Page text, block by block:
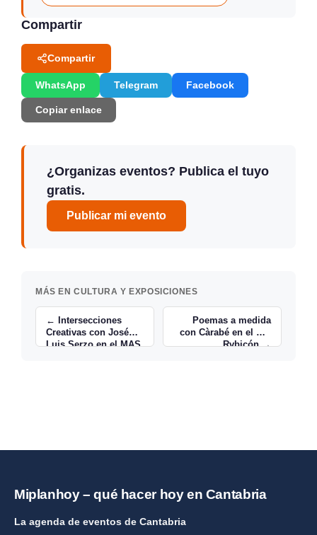
Compartir
Compartir
WhatsApp Telegram Facebook
Copiar enlace
¿Organizas eventos? Publica el tuyo
gratis.
Publicar mi evento
MÁS EN CULTURA Y EXPOSICIONES
← Intersecciones
Creativas con José
Luis Serzo en el MAS
Poemas a medida
con Càrabé en el Bar
Rvbicón →
Miplanhoy – qué hacer hoy en Cantabria
La agenda de eventos de Cantabria